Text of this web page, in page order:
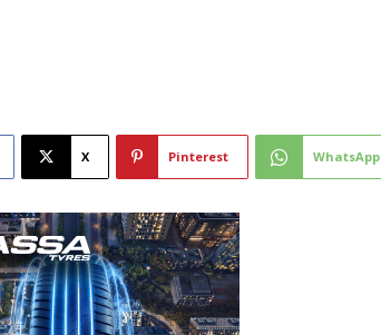
X Pinterest WhatsApp